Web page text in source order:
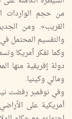
من حجم الواردات
القريب». ومن
والتقسيم المحتمل في غضون 15 عاما كما ترددها
دولة إفريقية منها
ومالي وكينيا.
وفي نوفمبر رفضت
أمريكية على